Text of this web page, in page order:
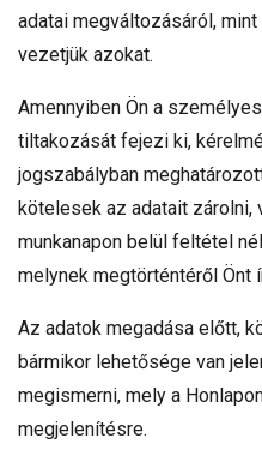
adatai megváltozásáról,
vezetjük azokat.
Amennyiben Ön a
tiltakozását fejezi ki,
jogszabályban
kötelesek az adatait zárolni,
munkanapon belül feltétel
melynek megtörténtéről Önt
Az adatok megadása előtt,
bármikor lehetősége van
megismerni, mely a
megjelenítésre.